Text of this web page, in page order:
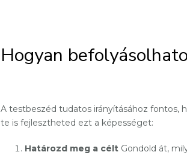
Hogyan
A testbeszéd tudatos irányításához fontos,
te is fejlesztheted ezt a képességet:
Határozd meg a célt Gondold át,